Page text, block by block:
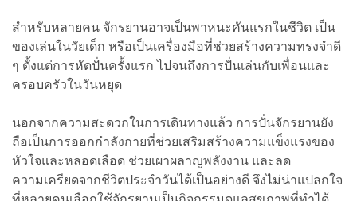
สำหรับหลายคน จักรยานอาจเป็นพาหนะคันแรกในชีวิต เป็น
ของเล่นในวัยเด็ก หรือเป็นเครื่องมือที่ช่วยสร้างความทรงจำดี
ๆ ตั้งแต่การหัดปั่นครั้งแรก ไปจนถึงการปั่นเล่นกับเพื่อนและ
ครอบครัวในวันหยุด
นอกจากความสะดวกในการเดินทางแล้ว การปั่นจักรยานยัง
ถือเป็นการออกกำลังกายที่ช่วยเสริมสร้างความแข็งแรงของ
หัวใจและหลอดเลือด ช่วยเผาผลาญพลังงาน และลด
ความเครียดจากชีวิตประจำวันได้เป็นอย่างดี จึงไม่น่าแปลกใจ